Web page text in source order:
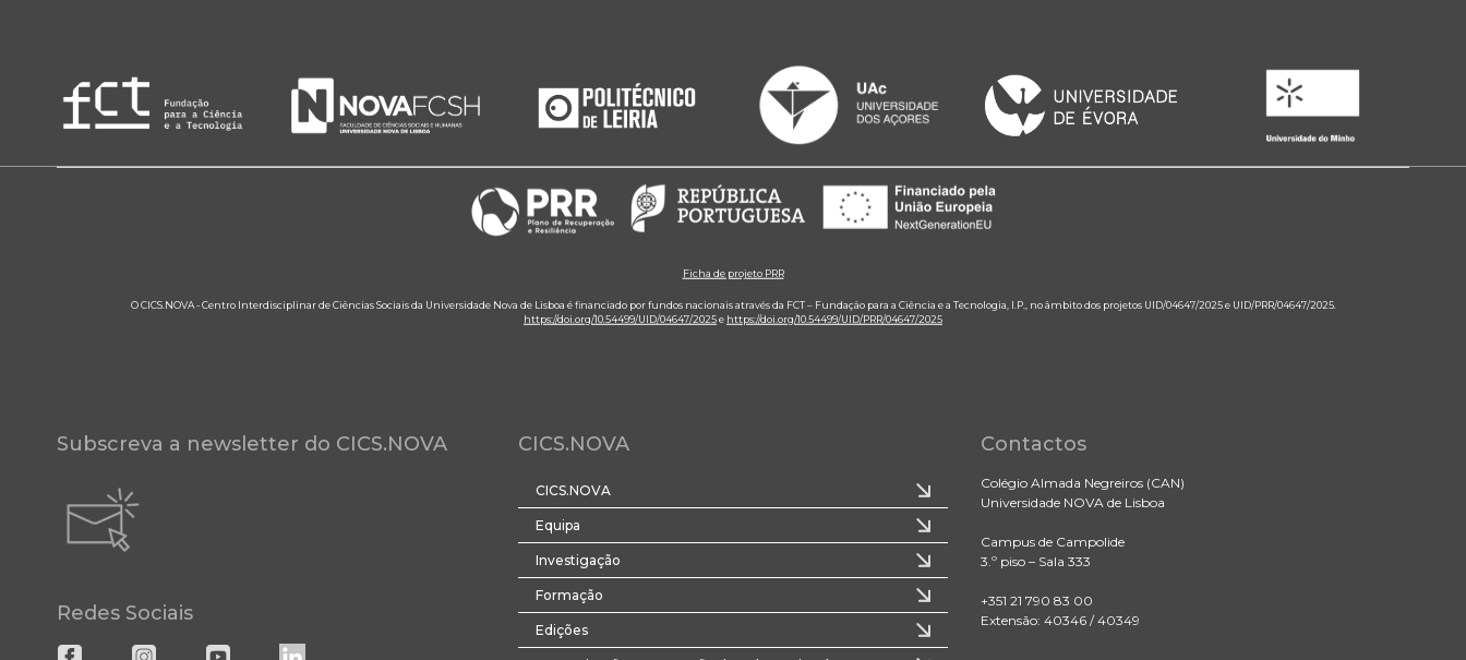
Ficha de projeto PRR
O CICS.NOVA - Centro Interdisciplinar de Ciências Sociais da Universidade Nova de Lisboa é financiado por fundos nacionais através da FCT – Fundação para a Ciência e a Tecnologia, I.P., no âmbito dos projetos UID/04647/2025 e UID/PRR/04647/2025.
https://doi.org/10.54499/UID/04647/2025e https://doi.org/10.54499/UID/PRR/04647/2025
Subscreva a newsletter do CICS.NOVA
Redes Sociais
CICS.NOVA
CICS.NOVA
Equipa
Investigação
Formação
Edições
Contactos
Colégio Almada Negreiros (CAN)
Universidade NOVA de Lisboa
Campus de Campolide
3.º piso – Sala 333
+351 21 790 83 00
Extensão: 40346 / 40349